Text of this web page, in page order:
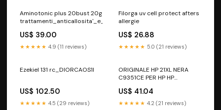
Aminotonic plus 20bust 20g
trattamenti_anticallosita'_e_antisecchezza
US$ 39.00
★★★★★ 4.9 (11 reviews)
Filorga uv cell protect afters
allergie
US$ 26.88
★★★★★ 5.0 (21 reviews)
Ezekiel 131 rc_DIORCAOS1I
US$ 102.50
★★★★★ 4.5 (29 reviews)
ORIGINALE HP 21XL NERA
C9351CE PER HP HP
21XL C9351CE CAPACITA
12ML - 475 PAGINE Cartucce
US$ 41.04
★★★★★ 4.2 (21 reviews)